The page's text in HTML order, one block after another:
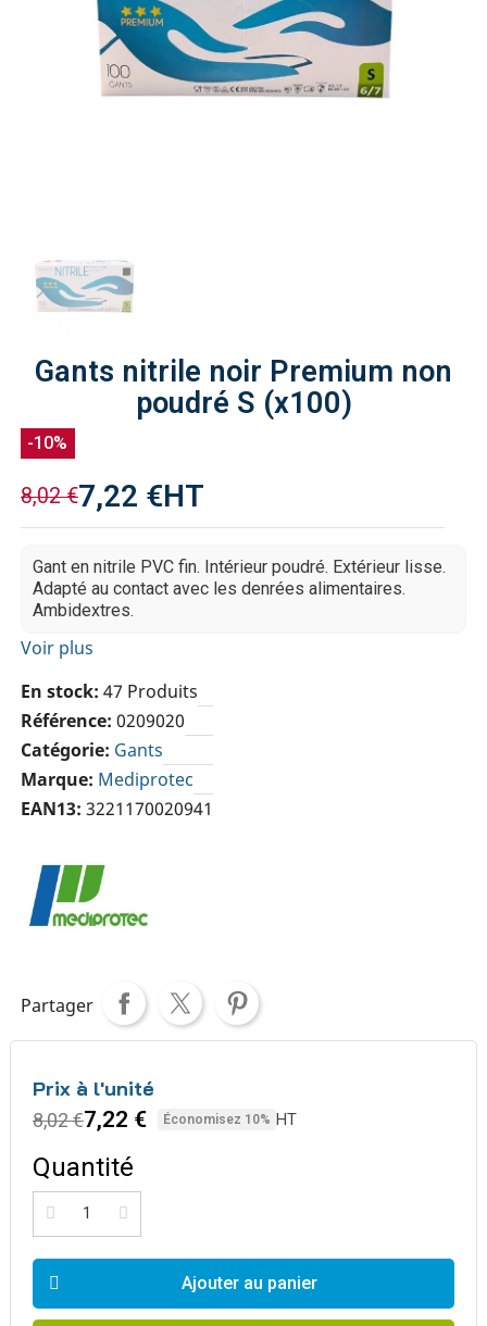
Gants nitrile noir Premium non
poudré S (x100)
-10%
8,02 €7,22 €HT
Gant en nitrile PVC fin. Intérieur poudré. Extérieur lisse.
Adapté au contact avec les denrées alimentaires.
Ambidextres.
Voir plus
En stock 47 Produits
Référence 0209020
Catégorie Gants
Marque Mediprotec
EAN13 3221170020941
Partager
Prix à l'unité
8,02 €7,22 € Économisez 10% HT
Quantité
Ajouter au panier